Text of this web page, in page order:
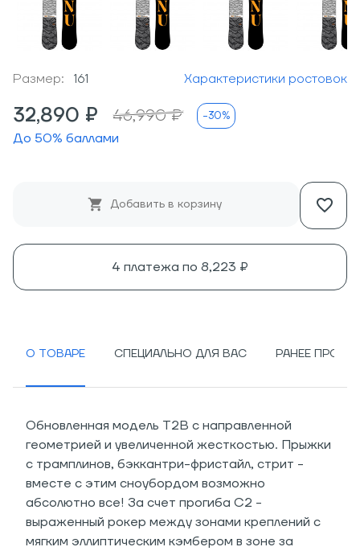
Размер: 161 Характеристики ростовок
32,890 ₽ 46,990 ₽ -30%
До 50% баллами
Добавить в корзину
4 платежа по 8,223 ₽
О ТОВАРЕ СПЕЦИАЛЬНО ДЛЯ ВАС РАНЕЕ
Обновленная модель T2B с направленной
геометрией и увеличенной жесткостью. Прыжки
с трамплинов, бэккантри-фристайл, стрит -
вместе с этим сноубордом возможно
абсолютно все! За счет прогиба C2 -
выраженный рокер между зонами креплений с
мягким эллиптическим кэмбером в зоне за